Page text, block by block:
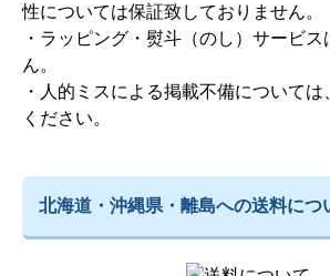
性については保証致しておりません。
・ラッピング・熨斗（のし）サービ
ん。
・人的ミスによる掲載不備については
ください。
北海道・沖縄県・離島への送料につ